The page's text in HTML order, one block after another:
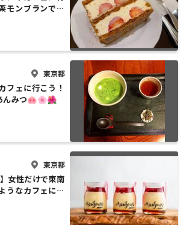
モンブランです
東京都
フェに行こう！
んみつ🐽🌸🌺
東京都
女性だけで東南
うなカフェに行
ンです🥖🥜🥐